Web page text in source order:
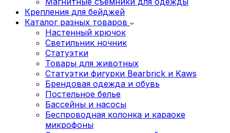
Крепления для бейджей
Каталог разных товаров
Настенный крючок
Светильник ночник
Статуэтки
Товары для животных
Статуэтки фигурки Bearbrick и Kaws
Брендовая одежда и обувь
Постельное белье
Бассейны и насосы
Беспроводная колонка и караоке
микрофоны